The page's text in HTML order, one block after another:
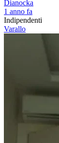
Dianocka
1 anno fa
Indipendenti
Varallo